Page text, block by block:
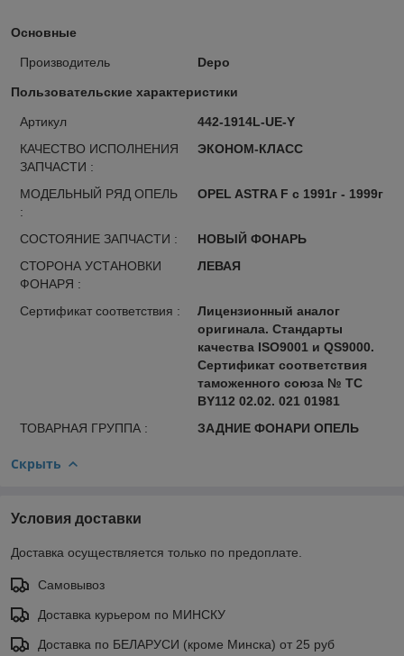
Основные
Производитель Depo
Пользовательские характеристики
Артикул
442-1914L-UE-Y
КАЧЕСТВО ИСПОЛНЕНИЯ
ЗАПЧАСТИ :
ЭКОНОМ-КЛАСС
МОДЕЛЬНЫЙ РЯД ОПЕЛЬ
:
OPEL ASTRA F с 1991г - 1999г
СОСТОЯНИЕ ЗАПЧАСТИ :
НОВЫЙ ФОНАРЬ
СТОРОНА УСТАНОВКИ
ФОНАРЯ :
ЛЕВАЯ
Сертификат соответствия :
Лицензионный аналог
оригинала. Стандарты
качества ISO9001 и QS9000.
Сертификат соответствия
таможенного союза № ТС
BY112 02.02. 021 01981
ТОВАРНАЯ ГРУППА :
ЗАДНИЕ ФОНАРИ ОПЕЛЬ
Скрыть
Условия доставки
Доставка осуществляется только по предоплате.
Самовывоз
Доставка курьером по МИНСКУ
Доставка по БЕЛАРУСИ (кроме Минска) от 25 руб